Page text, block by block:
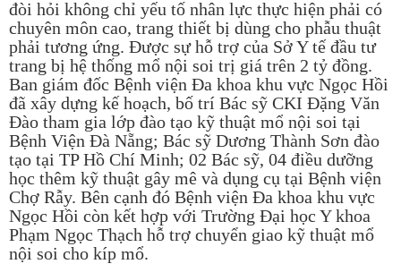
đòi hỏi không chỉ yếu tố nhân lực thực hiện phải có
chuyên môn cao, trang thiết bị dùng cho phẫu thuật
phải tương ứng. Được sự hỗ trợ của Sở Y tế đầu tư
trang bị hệ thống mổ nội soi trị giá trên 2 tỷ đồng.
Ban giám đốc Bệnh viện Đa khoa khu vực Ngọc Hồi
đã xây dựng kế hoạch, bố trí Bác sỹ CKI Đặng Văn
Đào tham gia lớp đào tạo kỹ thuật mổ nội soi tại
Bệnh Viện Đà Nẵng; Bác sỹ Dương Thành Sơn đào
tạo tại TP Hồ Chí Minh; 02 Bác sỹ, 04 điều dưỡng
học thêm kỹ thuật gây mê và dụng cụ tại Bệnh viện
Chợ Rẫy. Bên cạnh đó Bệnh viện Đa khoa khu vực
Ngọc Hồi còn kết hợp với Trường Đại học Y khoa
Phạm Ngọc Thạch hỗ trợ chuyển giao kỹ thuật mổ
nội soi cho kíp mổ.